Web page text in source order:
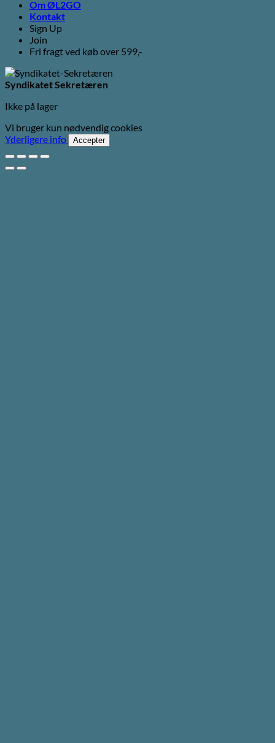
Om ØL2GO
Kontakt
Sign Up
Join
Fri fragt ved køb over 599,-
Syndikatet Sekretæren
Ikke på lager
Vi bruger kun nødvendig cookies
Yderligere info
Accepter